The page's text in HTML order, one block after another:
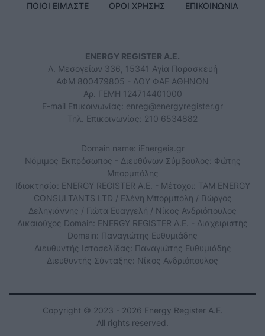
ΠΟΙΟΙ ΕΙΜΑΣΤΕ ΟΡΟΙ ΧΡΗΣΗΣ ΕΠΙΚΟΙΝΩΝΙΑ
ENERGY REGISTER Α.Ε.
Λ. Μεσογείων 336, 15341 Αγία Παρασκευή
ΑΦΜ 800479805 - ΔΟΥ ΦΑΕ ΑΘΗΝΩΝ
Αρ. ΓΕΜΗ 124714401000
E-mail Επικοινωνίας: enreg@energyregister.gr
Τηλ. Επικοινωνίας: 210 6534882
Domain name: iEnergeia.gr
Νόμιμος Εκπρόσωπος - Διευθύνων Σύμβουλος: Φώτης
Μπορμπόλης
Ιδιοκτησία: ENERGY REGISTER Α.Ε. - Μέτοχοι: TAM ENERGY
CONSULTANTS LTD / Ελένη Μπορμπόλη / Γιώργος
Δεληγιάννης / Γιώτα Ευαγγελή / Νίκος Ανδριόπουλος
Δικαιούχος Domain: ENERGY REGISTER Α.Ε. - Διαχειριστής
Domain: Παναγιώτης Ευθυμιάδης
Διευθυντής Ιστοσελίδας: Παναγιώτης Ευθυμιάδης
Διευθυντής Σύνταξης: Νίκος Ανδριόπουλος
Copyright © 2023 - 2026 Energy Register Α.Ε.
All rights reserved.